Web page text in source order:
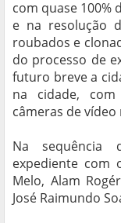
com quase 100%
e na resolução
roubados e
do processo de
futuro breve a
na cidade,
câmeras de
Na sequência
expediente com
Melo, Alam
José Raimundo